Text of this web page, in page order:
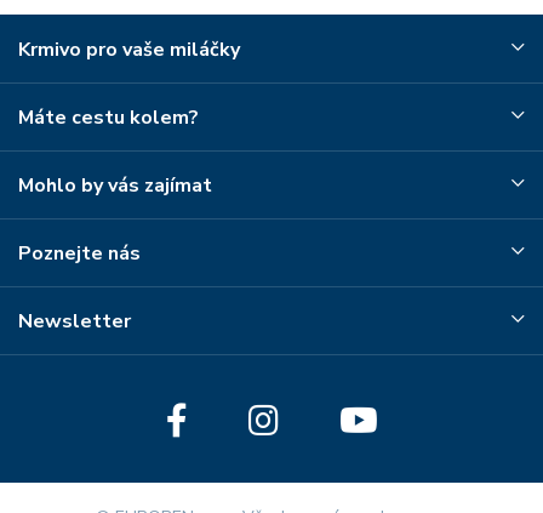
Krmivo pro vaše miláčky
Máte cestu kolem?
Mohlo by vás zajímat
Poznejte nás
Newsletter